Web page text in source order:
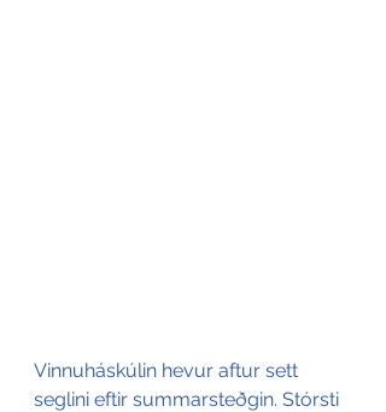
Vinnuháskúlin hevur aftur sett
seglini eftir summarsteðgin. Stórsti